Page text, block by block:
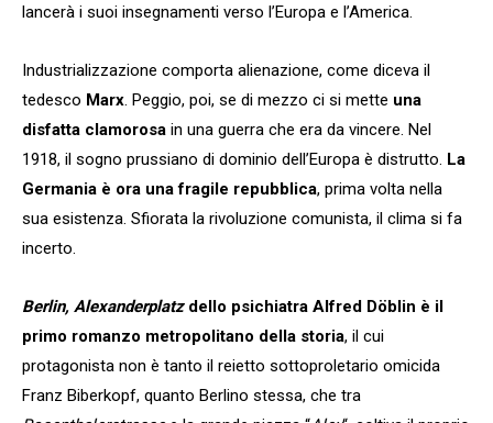
lancerà i suoi insegnamenti verso l’Europa e l’America.
Industrializzazione comporta alienazione, come diceva il
tedesco Marx. Peggio, poi, se di mezzo ci si mette una
disfatta clamorosa in una guerra che era da vincere. Nel
1918, il sogno prussiano di dominio dell’Europa è distrutto. La
Germania è ora una fragile repubblica, prima volta nella
sua esistenza. Sfiorata la rivoluzione comunista, il clima si fa
incerto.
Berlin, Alexanderplatzdello psichiatra Alfred Döblin è il
primo romanzo metropolitano della storia, il cui
protagonista non è tanto il reietto sottoproletario omicida
Franz Biberkopf, quanto Berlino stessa, che tra